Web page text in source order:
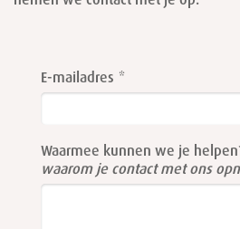
this
field
E-mailadres
Waarmee kunnen we je
waarom je contact met ons